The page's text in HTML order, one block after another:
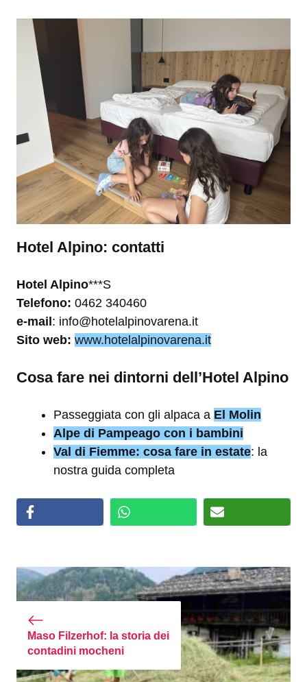
Hotel Alpino: contatti
Hotel Alpino***S
Telefono: 0462 340460
e-mail: info@hotelalpinovarena.it
Sito web: www.hotelalpinovarena.it
Cosa fare nei dintorni dell’Hotel Alpino
Passeggiata con gli alpaca a El Molin
Alpe di Pampeago con i bambini
Val di Fiemme: cosa fare in estate: la
nostra guida completa
Maso Filzerhof: la storia dei
contadini mocheni